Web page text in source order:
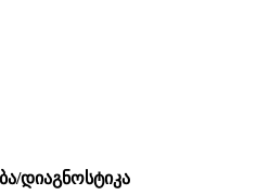
დიაგნოსტიკა